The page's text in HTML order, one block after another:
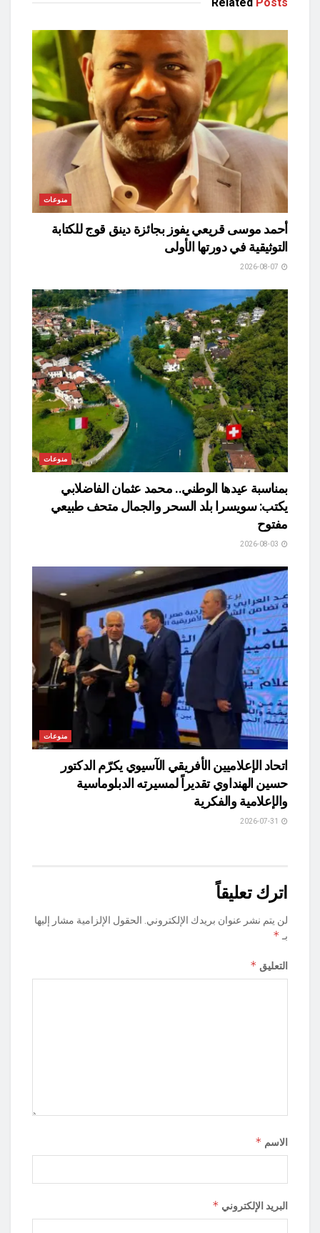
منوعات
أحمد موسى قريعي يفوز بجائزة دينق قوج للكتابة
التوثيقية في دورتها الأولى
منوعات
بمناسبة عيدها الوطني.. محمد عثمان الفاضلابي
يكتب: سويسرا بلد السحر والجمال متحف طبيعي
مفتوح
منوعات
اتحاد الإعلاميين الأفريقي الآسيوي يكرّم الدكتور
حسين الهنداوي تقديراً لمسيرته الدبلوماسية
والإعلامية والفكرية
اترك تعليقاً
لن يتم نشر عنوان بريدك الإلكتروني. الحقول الإلزامية مشار إليها
بـ *
التعليق *
الاسم *
البريد الإلكتروني *